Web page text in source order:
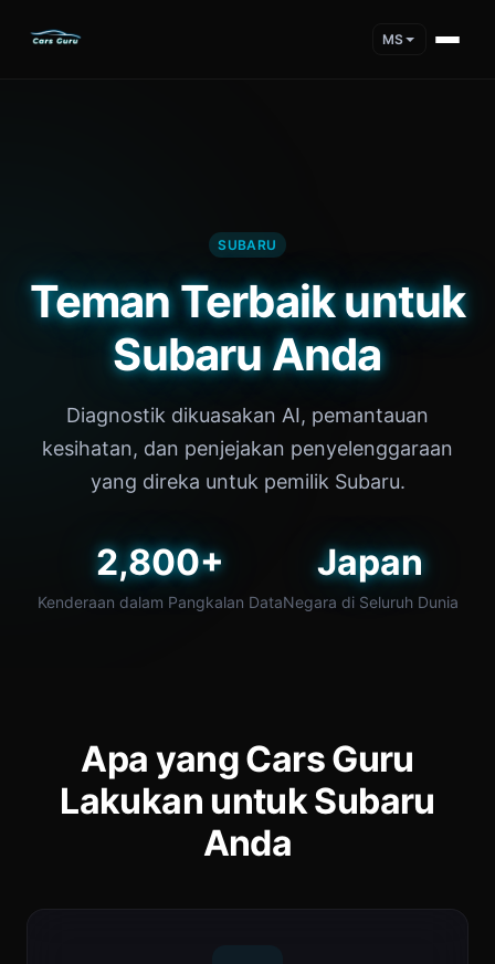
MS
SUBARU
Teman Terbaik untuk
Subaru Anda
Diagnostik dikuasakan AI, pemantauan
kesihatan, dan penjejakan penyelenggaraan
yang direka untuk pemilik Subaru.
2,800+
Kenderaan dalam Pangkalan Data
Japan
Negara di Seluruh Dunia
Apa yang Cars Guru
Lakukan untuk Subaru
Anda